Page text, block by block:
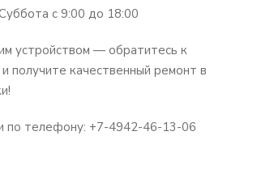
с 9:00 до 18:00
устройством — обратитесь к
получите качественный ремонт в
по телефону: +7-4942-46-13-06